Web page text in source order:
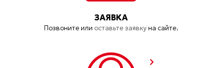
ЗАЯВКА
Позвоните или оставьте заявкуна сайте.